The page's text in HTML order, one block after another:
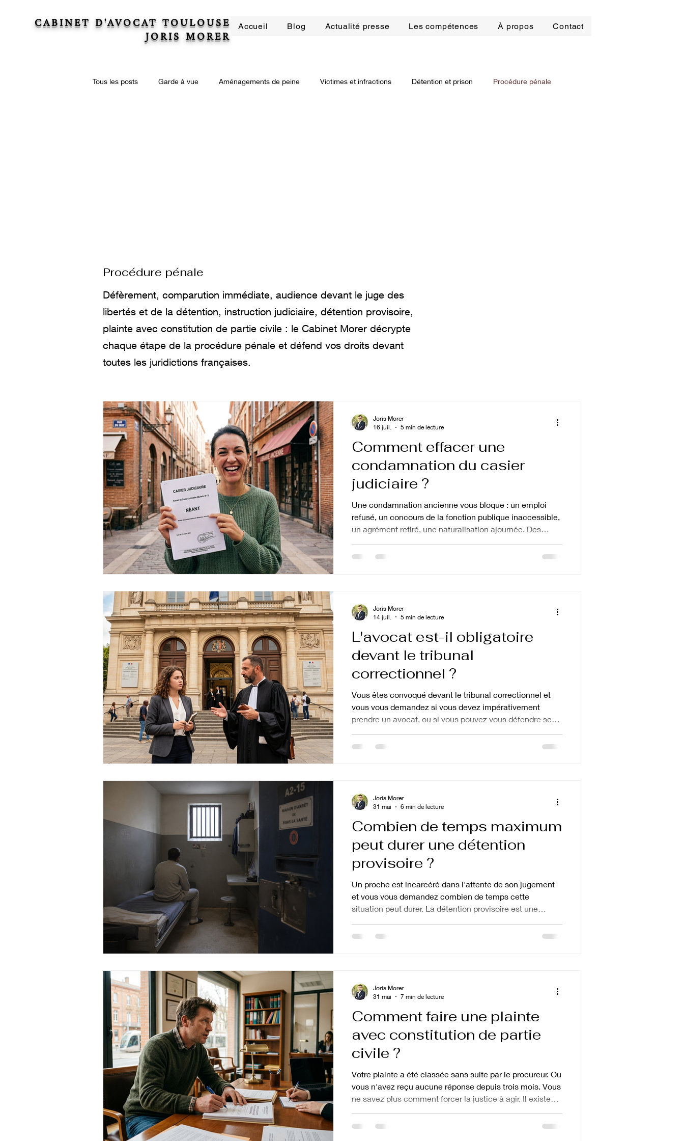
CABINET D'AVOCAT TOULOUSE
JORIS MORER
Accueil Blog Actualité presse Les compétences À propos Contact
Tous les posts Garde à vue Aménagements de peine Victimes et infractions Détention et prison Procédure pénale
Procédure pénale
Défèrement, comparution immédiate, audience devant le juge des
libertés et de la détention, instruction judiciaire, détention provisoire,
plainte avec constitution de partie civile : le Cabinet Morer décrypte
chaque étape de la procédure pénale et défend vos droits devant
toutes les juridictions françaises.
Comment effacer une
condamnation du casier
judiciaire ?
Une condamnation ancienne vous bloque : un emploi
refusé, un concours de la fonction publique inaccessible,
un agrément retiré, une naturalisation ajournée. Des
judiciaire continue de peser sur votre vie. La bonne
la bonne procédure et le bon moment, car un
Joris Morer
16 juil.
5 min de lecture
L'avocat est-il obligatoire
devant le tribunal
correctionnel ?
Vous êtes convoqué devant le tribunal correctionnel et
vous vous demandez si vous devez impérativement
prendre un avocat, ou si vous pouvez vous défendre seul.
n'est pas obligatoire devant le tribunal correctionnel mais
indispensable » : se présenter seul devant un
Joris Morer
14 juil.
5 min de lecture
Combien de temps maximum
peut durer une détention
provisoire ?
Un proche est incarcéré dans l'attente de son jugement
et vous vous demandez combien de temps cette
situation peut durer. La détention provisoire est une
durer indéfiniment. Mais ses limites varient selon la
Qu'est-ce que la détention provisoire et
Joris Morer
31 mai
6 min de lecture
Comment faire une plainte
avec constitution de partie
civile ?
Votre plainte a été classée sans suite par le procureur. Ou
vous n'avez reçu aucune réponse depuis trois mois. Vous
ne savez plus comment forcer la justice à agir. Il existe
la plainte avec constitution de partie civile. Elle permet à
Joris Morer
31 mai
7 min de lecture